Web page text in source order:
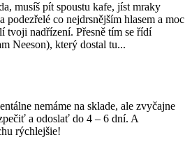
musíš pít spoustu kafe, jíst mraky
co nejdrsnějším hlasem a moc
tvoji nadřízení. Přesně tím se řídí
Neeson), který dostal tu...
nemáme na sklade, ale zvyčajne
a odoslať do 4 – 6 dní. A
rýchlejšie!